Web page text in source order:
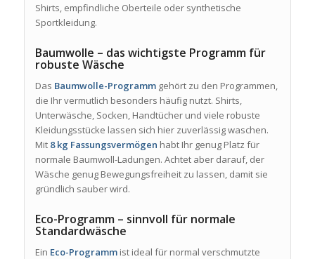
Shirts, empfindliche Oberteile oder synthetische
Sportkleidung.
Baumwolle – das wichtigste Programm für
robuste Wäsche
Das Baumwolle-Programmgehört zu den Programmen,
die Ihr vermutlich besonders häufig nutzt. Shirts,
Unterwäsche, Socken, Handtücher und viele robuste
Kleidungsstücke lassen sich hier zuverlässig waschen.
Mit 8 kg Fassungsvermögen habt Ihr genug Platz für
normale Baumwoll-Ladungen. Achtet aber darauf, der
Wäsche genug Bewegungsfreiheit zu lassen, damit sie
gründlich sauber wird.
Eco-Programm – sinnvoll für normale
Standardwäsche
Ein Eco-Programmist ideal für normal verschmutzte